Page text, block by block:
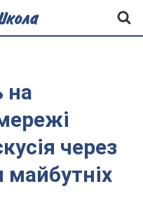
на
через